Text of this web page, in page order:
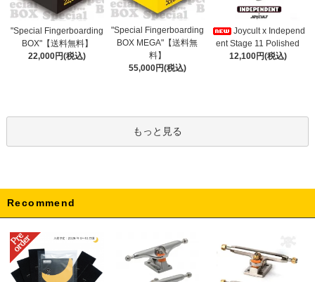
"Special Fingerboarding
BOX"【送料無料】
22,000円(税込)
"Special Fingerboarding
BOX MEGA"【送料無
料】
55,000円(税込)
Joycult x Independ
ent Stage 11 Polished
12,100円(税込)
もっと見る
Recommend